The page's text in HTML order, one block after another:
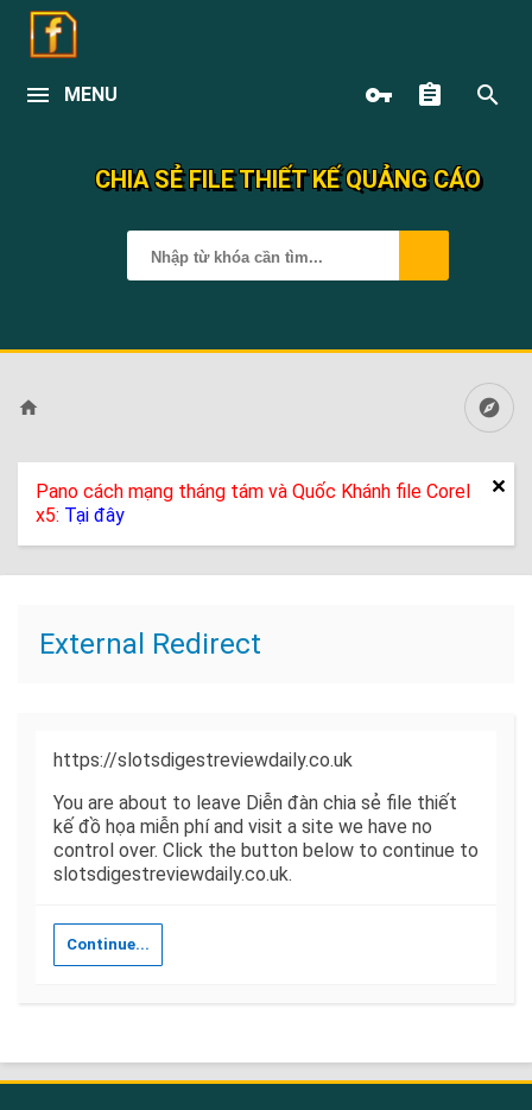
MENU
CHIA SẺ FILE THIẾT KẾ QUẢNG CÁO
Pano cách mạng tháng tám và Quốc Khánh file Corel
x5: Tại đây
External Redirect
https://slotsdigestreviewdaily.co.uk
You are about to leave Diễn đàn chia sẻ file thiết
kế đồ họa miễn phí and visit a site we have no
control over. Click the button below to continue to
slotsdigestreviewdaily.co.uk.
Continue...